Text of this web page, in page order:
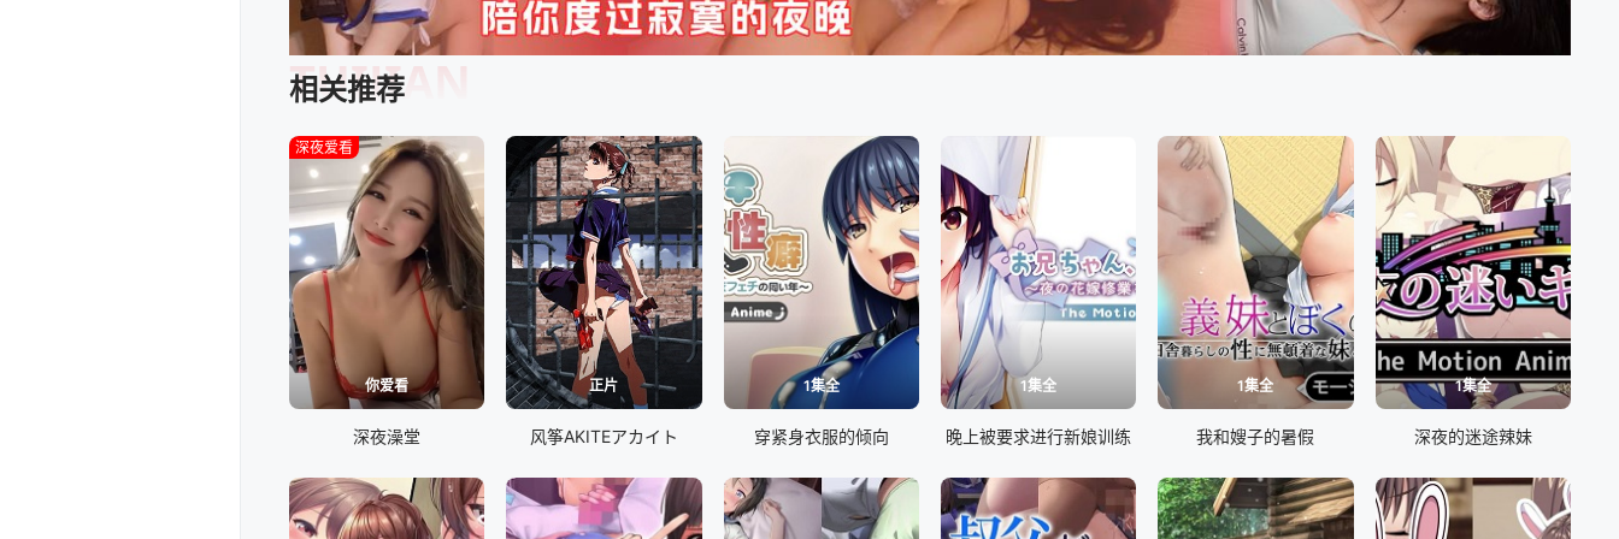
相关推荐
TUIJIAN
你爱看
深夜爱看
深夜澡堂
正片
风筝AKITEアカイト
1集全
穿紧身衣服的倾向
1集全
晚上被要求进行新娘训练
1集全
我和嫂子的暑假
1集全
深夜的迷途辣妹